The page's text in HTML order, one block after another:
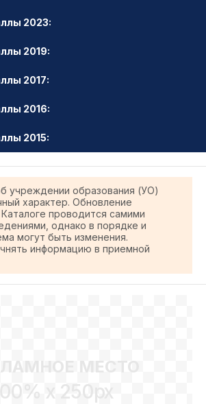
2023:
2019:
2017:
2016:
2015:
учреждении образования (УО)
характер. Обновление
проводится самими
однако в порядке и
могут быть изменения.
информацию в приемной
МЕСТО
x 250px